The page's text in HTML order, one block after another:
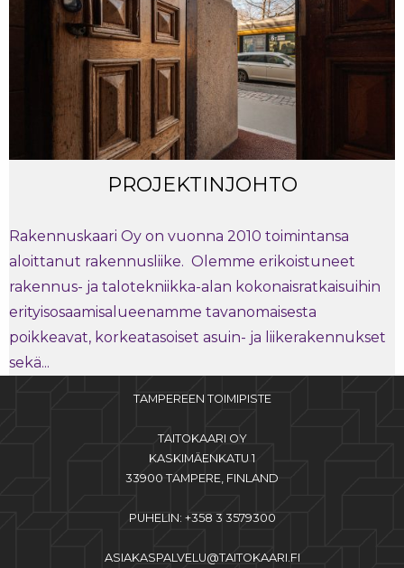
PROJEKTINJOHTO
Rakennuskaari Oy on vuonna 2010 toimintansa
aloittanut rakennusliike. Olemme erikoistuneet
rakennus- ja talotekniikka-alan kokonaisratkaisuihin
erityisosaamisalueenamme tavanomaisesta
poikkeavat, korkeatasoiset asuin- ja liikerakennukset
sekä...
TAMPEREEN TOIMIPISTE
TAITOKAARI OY
KASKIMÄENKATU 1
33900 TAMPERE, FINLAND
PUHELIN: +358 3 3579300
ASIAKASPALVELU@TAITOKAARI.FI